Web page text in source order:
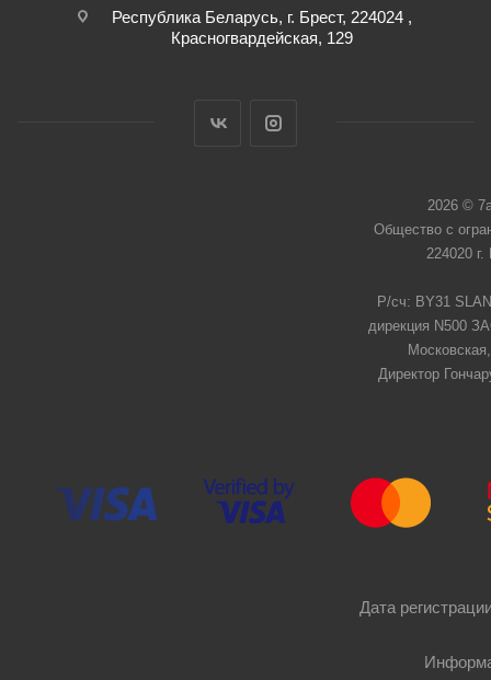
Республика Беларусь, г. Брест, 224024 ,
Красногвардейская, 129
2026 ©
Общество с
224020
Р/сч: BY31
дирекция N500
Директор
Дата